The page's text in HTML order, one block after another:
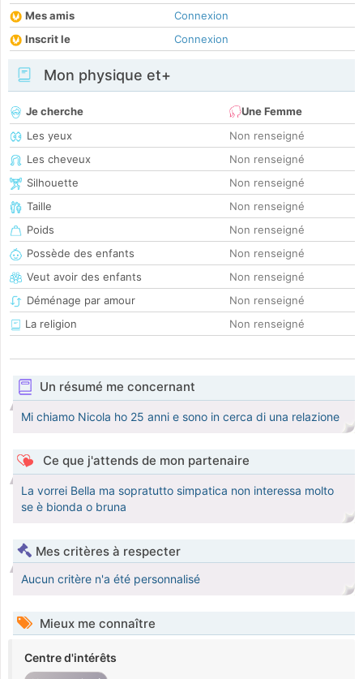
Mes amis
Connexion
Inscrit le
Connexion
Mon physique et+
Je cherche
Une Femme
Les yeux
Non renseigné
Les cheveux
Non renseigné
Silhouette
Non renseigné
Taille
Non renseigné
Poids
Non renseigné
Possède des enfants
Non renseigné
Veut avoir des enfants
Non renseigné
Déménage par amour
Non renseigné
La religion
Non renseigné
Un résumé me concernant
Mi chiamo Nicola ho 25 anni e sono in cerca di una relazione
Ce que j'attends de mon partenaire
La vorrei Bella ma sopratutto simpatica non interessa molto
se è bionda o bruna
Mes critères à respecter
Aucun critère n'a été personnalisé
Mieux me connaître
Centre d'intérêts